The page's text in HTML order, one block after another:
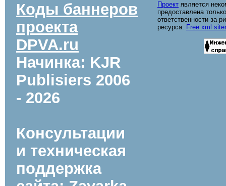
Коды баннеров
проекта
DPVA.ru
Начинка: KJR
Publisiers 2006
- 2026
Консультации
и техническая
поддержка
Проект является
предоставлена
ответственности за
ресурса. Free xml